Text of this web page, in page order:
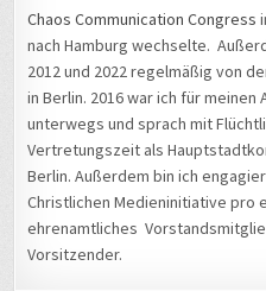
Chaos Communication Congress
nach Hamburg wechselte.
2012 und 2022 regelmäßig von
in Berlin. 2016 war ich für
unterwegs und sprach mit
Vertretungszeit als
Berlin. Außerdem bin ich
Christlichen Medieninitiative pro
ehrenamtliches
Vorsitzender.